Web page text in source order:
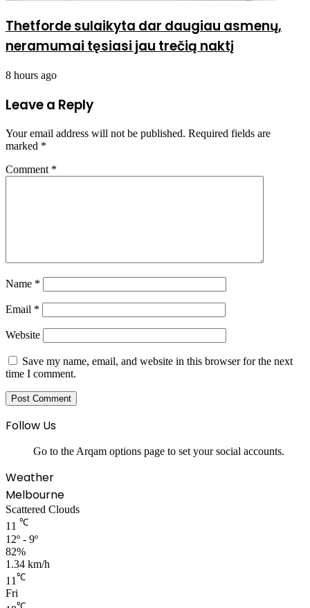
Thetforde sulaikyta dar daugiau asmenų,
neramumai tęsiasi jau trečią naktį
8 hours ago
Leave a Reply
Your email address will not be published. Required fields are
marked *
Comment *
Name *
Email *
Website
Save my name, email, and website in this browser for the next
time I comment.
Follow Us
Go to the Arqam options page to set your social accounts.
Weather
Melbourne
Scattered Clouds
11 ℃
12º - 9º
82%
1.34 km/h
11 ℃
Fri